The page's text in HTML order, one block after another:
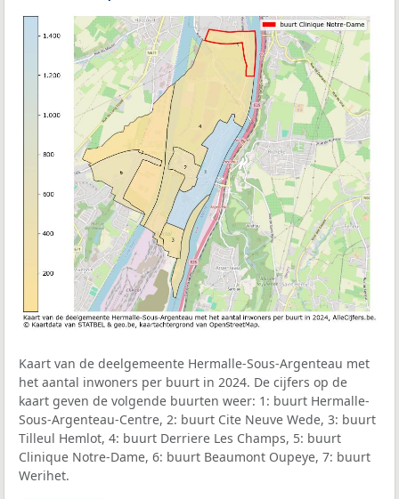
Kaart van de deelgemeente Hermalle-Sous-Argenteau met
het aantal inwoners per buurt in 2024. De cijfers op de
kaart geven de volgende buurten weer: 1: buurt Hermalle-
Sous-Argenteau-Centre, 2: buurt Cite Neuve Wede, 3: buurt
Tilleul Hemlot, 4: buurt Derriere Les Champs, 5: buurt
Clinique Notre-Dame, 6: buurt Beaumont Oupeye, 7: buurt
Werihet.